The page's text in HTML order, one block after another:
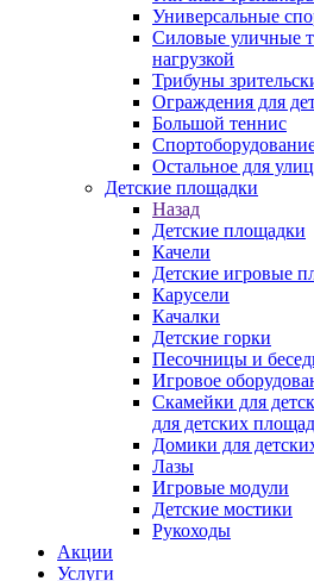
Универсальные
Силовые уличные
нагрузкой
Трибуны
Ограждения для
Большой теннис
Остальное для
Детские площадки
Назад
Детские площадки
Качели
Детские игровые
Карусели
Качалки
Детские горки
Песочницы и
Игровое
Скамейки для
для детских
Домики для
Лазы
Игровые модули
Детские мостики
Рукоходы
Акции
Услуги